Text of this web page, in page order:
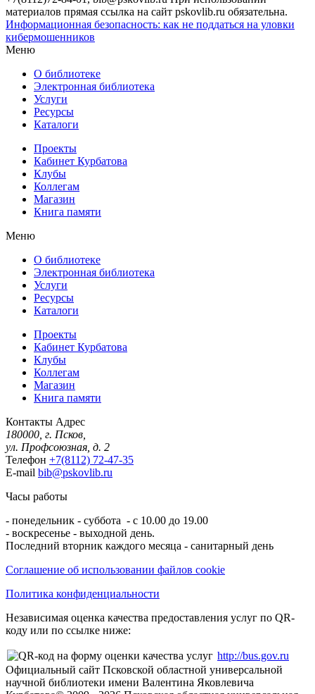
материалов прямая ссылка на сайт pskovlib.ru обязательна.
Информационная безопасность: как не поддаться на уловки
кибермошенников
Меню
О библиотеке
Электронная библиотека
Услуги
Ресурсы
Каталоги
Проекты
Кабинет Курбатова
Клубы
Коллегам
Магазин
Книга памяти
Меню
О библиотеке
Электронная библиотека
Услуги
Ресурсы
Каталоги
Проекты
Кабинет Курбатова
Клубы
Коллегам
Магазин
Книга памяти
Контакты Адрес
180000, г. Псков,
ул. Профсоюзная, д. 2
Телефон +7(8112) 72-47-35
E-mail bib@pskovlib.ru
Часы работы
- понедельник - суббота - с 10.00 до 19.00
- воскресенье - выходной день.
Последний вторник каждого месяца - санитарный день
Соглашение об использовании файлов cookie
Политика конфиденциальности
Независимая оценка качества предоставления услуг по QR-
коду или по ссылке ниже:
http://bus.gov.ru
Официальный сайт Псковской областной универсальной
научной библиотеки имени Валентина Яковлевича